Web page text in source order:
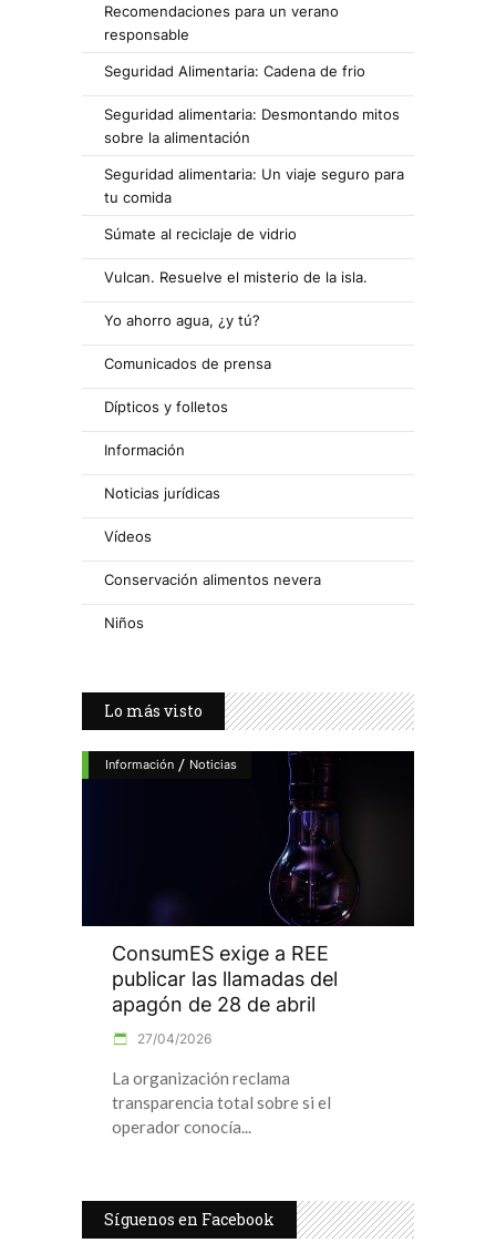
Recomendaciones para un verano
responsable
Seguridad Alimentaria: Cadena de frio
Seguridad alimentaria: Desmontando mitos
sobre la alimentación
Seguridad alimentaria: Un viaje seguro para
tu comida
Súmate al reciclaje de vidrio
Vulcan. Resuelve el misterio de la isla.
Yo ahorro agua, ¿y tú?
Comunicados de prensa
Dípticos y folletos
Información
Noticias jurídicas
Vídeos
Conservación alimentos nevera
Niños
Lo más visto
Información / Noticias
ConsumES exige a REE
publicar las llamadas del
apagón de 28 de abril
27/04/2026
La organización reclama
transparencia total sobre si el
operador conocía
Síguenos en Facebook